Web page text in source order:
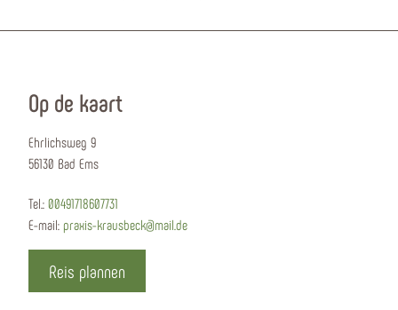
Op de kaart
Ehrlichsweg 9
56130 Bad Ems
Tel.: 00491718607731
E-mail: praxis-krausbeck@mail.de
Reis plannen